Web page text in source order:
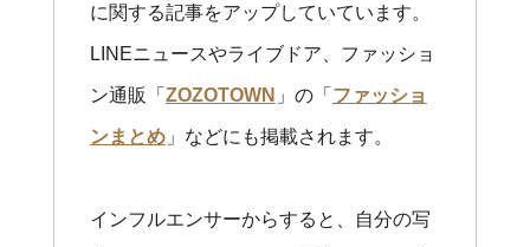
に関する記事をアップしていています。
LINEニュースやライブドア、ファッショ
ン通販「 ZOZOTOWN 」の「 ファッショ
ンまとめ」などにも掲載されます。
インフルエンサーからすると、自分の写